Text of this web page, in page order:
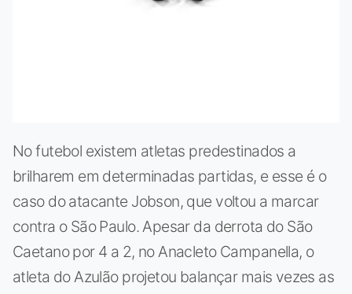
No futebol existem atletas predestinados a
brilharem em determinadas partidas, e esse é o
caso do atacante Jobson, que voltou a marcar
contra o São Paulo. Apesar da derrota do São
Caetano por 4 a 2, no Anacleto Campanella, o
atleta do Azulão projetou balançar mais vezes as